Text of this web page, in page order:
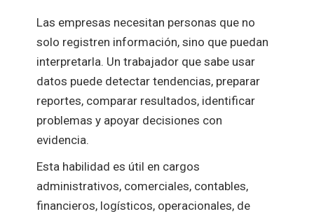
Las empresas necesitan personas que no
solo registren información, sino que puedan
interpretarla. Un trabajador que sabe usar
datos puede detectar tendencias, preparar
reportes, comparar resultados, identificar
problemas y apoyar decisiones con
evidencia.
Esta habilidad es útil en cargos
administrativos, comerciales, contables,
financieros, logísticos, operacionales, de